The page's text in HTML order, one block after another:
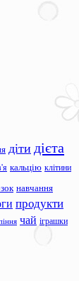
діти дієта
кальцію клітини
навчання
продукти
чай іграшки